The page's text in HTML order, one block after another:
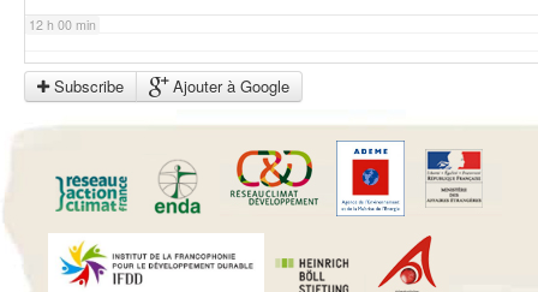
12 h 00 min
13 h 00 min
15 h 00 min
Subscribe Ajouter à Google